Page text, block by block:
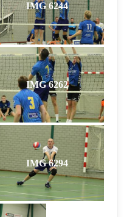
IMG 6244
IMG 6262
IMG 6294